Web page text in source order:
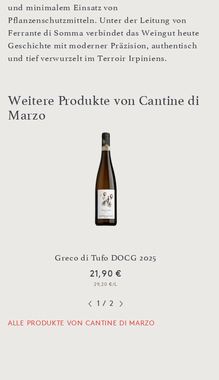
und minimalem Einsatz von
Pflanzenschutzmitteln. Unter der Leitung von
Ferrante di Somma verbindet das Weingut heute
Geschichte mit moderner Präzision, authentisch
und tief verwurzelt im Terroir Irpiniens.
Weitere Produkte von Cantine di
Marzo
Greco di Tufo DOCG 2025
21,90 €
29,20 €/L
1 / 2
ALLE PRODUKTE VON CANTINE DI MARZO